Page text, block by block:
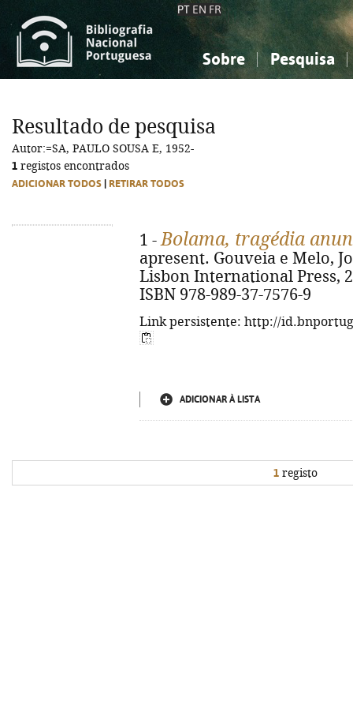
PT EN FR
Sobre Pesquisa
Ciências sociais...
Ciências sociais...
Resultado de pesquisa
Autor:=SA, PAULO SOUSA E, 1952-
1 registos encontrados
ADICIONAR TODOS RETIRAR TODOS
1 -Bolama, tragédia
apresent. Gouveia e Melo,
Lisbon International Press,
ISBN 978-989-37-7576-9
Link persistente: http://
ADICIONAR À LISTA
1 registo